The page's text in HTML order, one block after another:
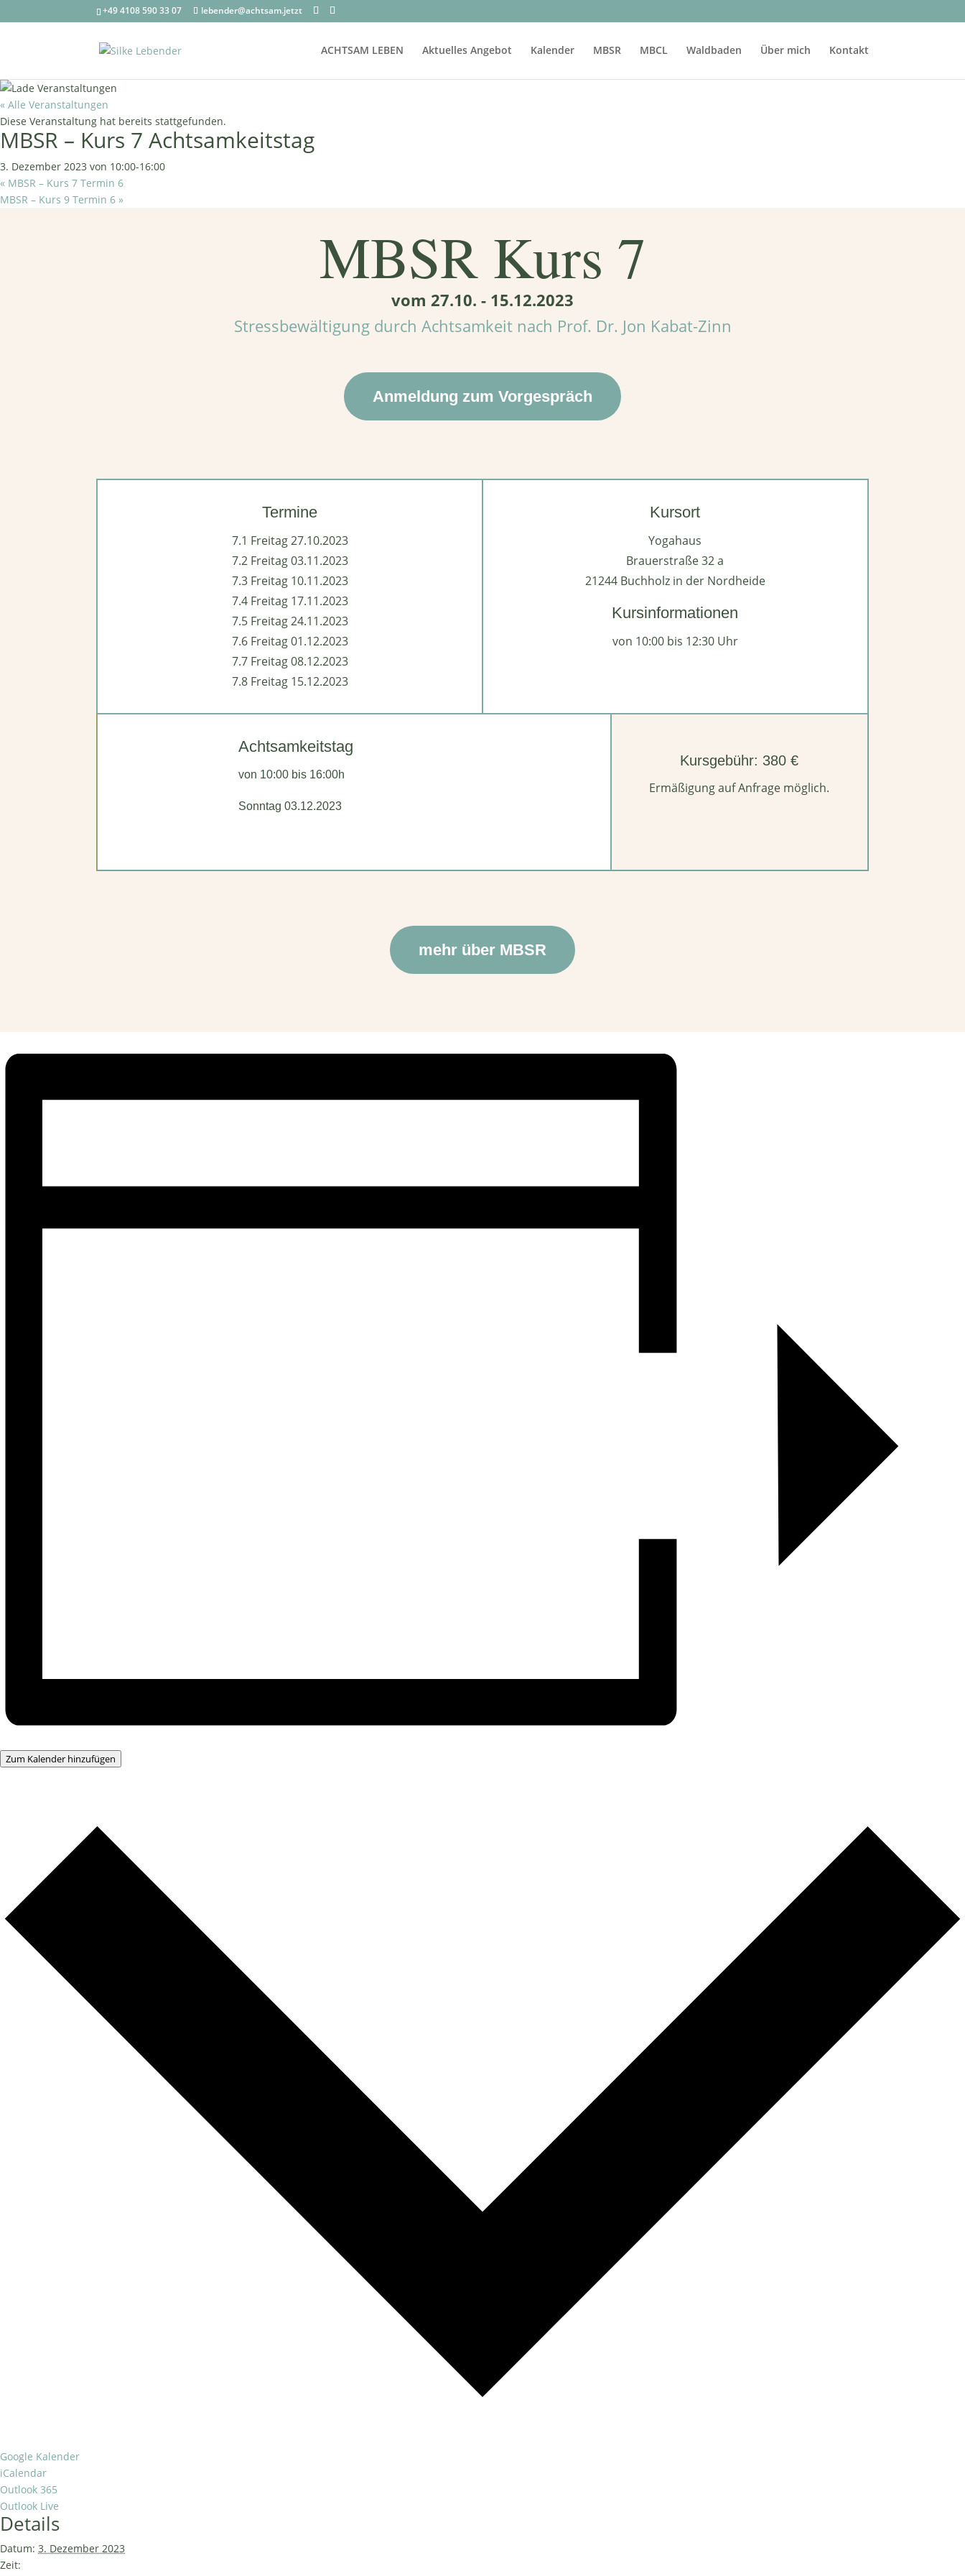
+49 4108 590 33 07 lebender@achtsam.jetzt
ACHTSAM LEBEN Aktuelles Angebot Kalender MBSR MBCL Waldbaden Über mich Kontakt
« Alle Veranstaltungen
Diese Veranstaltung hat bereits stattgefunden.
MBSR – Kurs 7 Achtsamkeitstag
3. Dezember 2023 von 10:00-16:00
« MBSR – Kurs 7 Termin 6
MBSR – Kurs 9 Termin 6 »
MBSR Kurs 7
vom 27.10. - 15.12.2023
Stressbewältigung durch Achtsamkeit nach Prof. Dr. Jon Kabat-Zinn
Anmeldung zum Vorgespräch
Termine
7.1 Freitag 27.10.2023
7.2 Freitag 03.11.2023
7.3 Freitag 10.11.2023
7.4 Freitag 17.11.2023
7.5 Freitag 24.11.2023
7.6 Freitag 01.12.2023
7.7 Freitag 08.12.2023
7.8 Freitag 15.12.2023
Kursort
Yogahaus
Brauerstraße 32 a
21244 Buchholz in der Nordheide
Kursinformationen
von 10:00 bis 12:30 Uhr
Achtsamkeitstag
von 10:00 bis 16:00h
Sonntag 03.12.2023
Kursgebühr: 380 €
Ermäßigung auf Anfrage möglich.
mehr über MBSR
Zum Kalender hinzufügen
Google Kalender
iCalendar
Outlook 365
Outlook Live
Details
Datum: 3. Dezember 2023
Zeit: